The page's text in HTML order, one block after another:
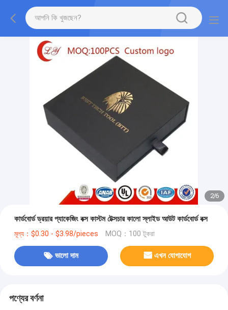
2/6
কার্ডবোর্ড ড্রয়ার প্যাকেজিং বক্স কাস্টম টেক্সচার কালো স্লাইড আউট কার্ডবোর্ড বক্স
মূল্য：$0.30 - $3.98/pieces MOQ：100 টুকরা
ভালো দাম এখন যোগাযোগ
পণ্যের বর্ণনা